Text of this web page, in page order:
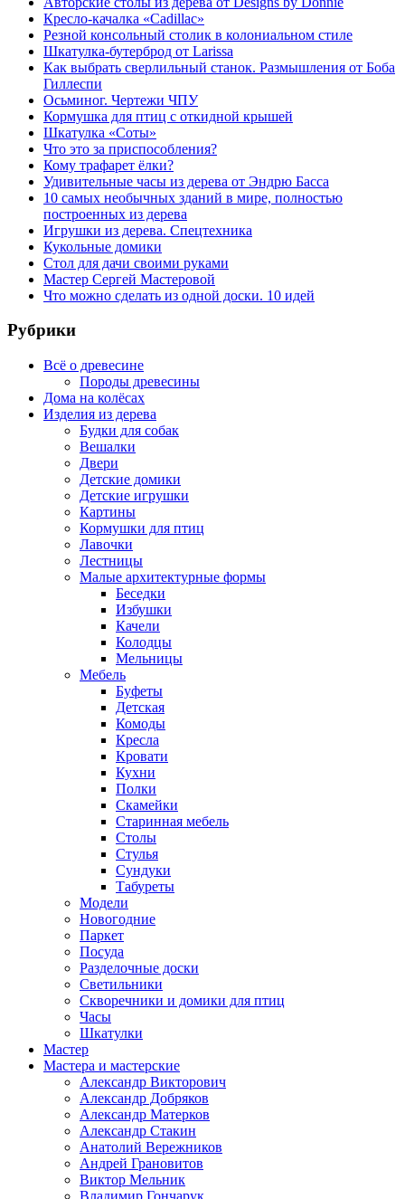
Кресло-качалка «Cadillac»
Резной консольный столик в колониальном стиле
Шкатулка-бутерброд от Larissa
Как выбрать сверлильный станок. Размышления от Боба
Гиллеспи
Осьминог. Чертежи ЧПУ
Кормушка для птиц с откидной крышей
Шкатулка «Соты»
Что это за приспособления?
Кому трафарет ёлки?
Удивительные часы из дерева от Эндрю Басса
10 самых необычных зданий в мире, полностью
построенных из дерева
Игрушки из дерева. Спецтехника
Кукольные домики
Стол для дачи своими руками
Мастер Сергей Мастеровой
Что можно сделать из одной доски. 10 идей
Рубрики
Всё о древесине
Породы древесины
Дома на колёсах
Изделия из дерева
Будки для собак
Вешалки
Двери
Детские домики
Детские игрушки
Картины
Кормушки для птиц
Лавочки
Лестницы
Малые архитектурные формы
Беседки
Избушки
Качели
Колодцы
Мельницы
Мебель
Буфеты
Детская
Комоды
Кресла
Кровати
Кухни
Полки
Скамейки
Старинная мебель
Столы
Стулья
Сундуки
Табуреты
Модели
Новогодние
Паркет
Посуда
Разделочные доски
Светильники
Скворечники и домики для птиц
Часы
Шкатулки
Мастер
Мастера и мастерские
Александр Викторович
Александр Добряков
Александр Матерков
Александр Стакин
Анатолий Вережников
Андрей Грановитов
Виктор Мельник
Владимир Гончарук